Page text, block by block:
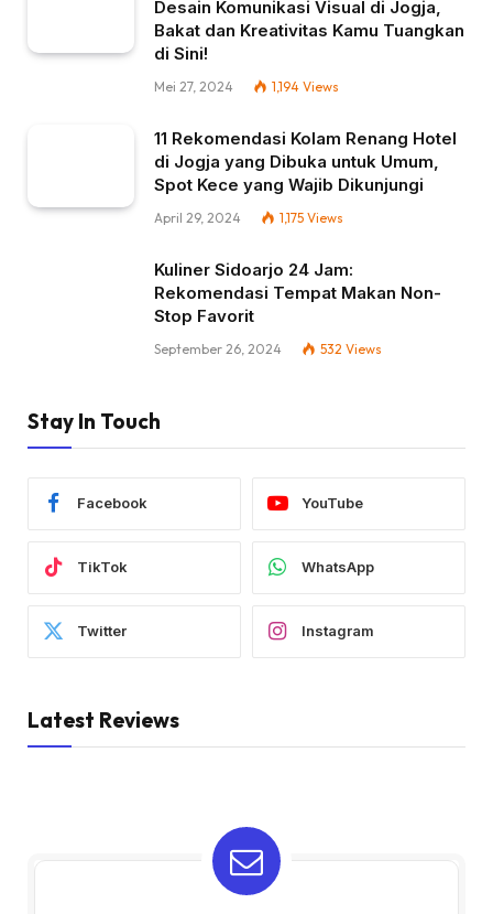
Desain Komunikasi Visual di Jogja,
Bakat dan Kreativitas Kamu Tuangkan
di Sini!
Mei 27, 2024 1,194 Views
11 Rekomendasi Kolam Renang Hotel
di Jogja yang Dibuka untuk Umum,
Spot Kece yang Wajib Dikunjungi
April 29, 2024 1,175 Views
Kuliner Sidoarjo 24 Jam:
Rekomendasi Tempat Makan Non-
Stop Favorit
September 26, 2024 532 Views
Stay In Touch
Facebook YouTube
TikTok WhatsApp
Twitter Instagram
Latest Reviews